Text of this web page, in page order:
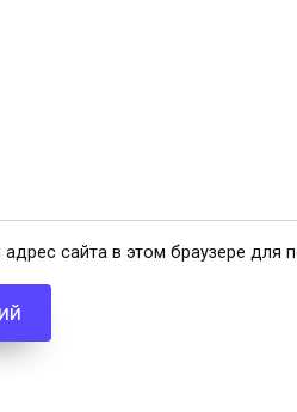
сайта в этом браузере